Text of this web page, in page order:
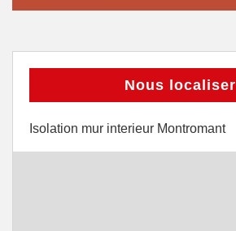
Nous localiser
Isolation mur interieur Montromant